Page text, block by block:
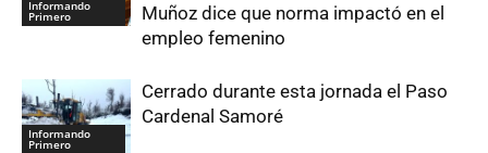
Informando
Primero
Muñoz dice que norma impactó en el
empleo femenino
Informando
Primero
Cerrado durante esta jornada el Paso
Cardenal Samoré